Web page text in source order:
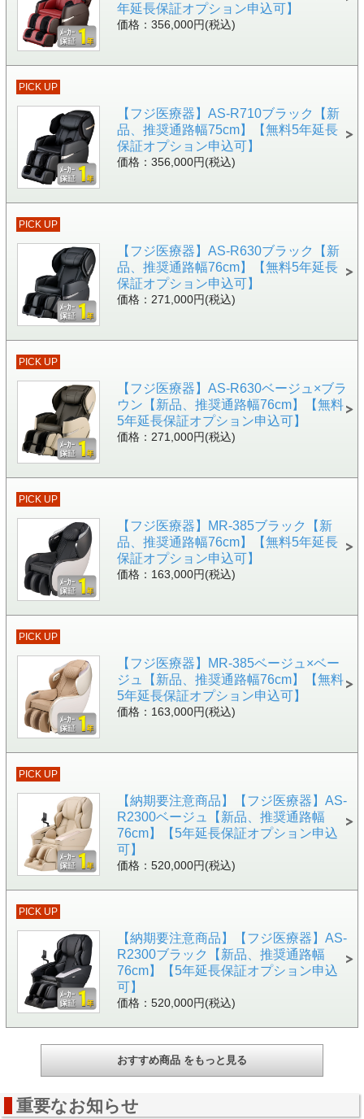
年延長保証オプション申込可】
価格：356,000円(税込)
PICK UP
【フジ医療器】AS-R710ブラック【新
品、推奨通路幅75cm】【無料5年延長
保証オプション申込可】
価格：356,000円(税込)
PICK UP
【フジ医療器】AS-R630ブラック【新
品、推奨通路幅76cm】【無料5年延長
保証オプション申込可】
価格：271,000円(税込)
PICK UP
【フジ医療器】AS-R630ベージュ×ブラ
ウン【新品、推奨通路幅76cm】【無料
5年延長保証オプション申込可】
価格：271,000円(税込)
PICK UP
【フジ医療器】MR-385ブラック【新
品、推奨通路幅76cm】【無料5年延長
保証オプション申込可】
価格：163,000円(税込)
PICK UP
【フジ医療器】MR-385ベージュ×ベー
ジュ【新品、推奨通路幅76cm】【無料
5年延長保証オプション申込可】
価格：163,000円(税込)
PICK UP
【納期要注意商品】【フジ医療器】AS-
R2300ベージュ【新品、推奨通路幅
76cm】【5年延長保証オプション申込
可】
価格：520,000円(税込)
PICK UP
【納期要注意商品】【フジ医療器】AS-
R2300ブラック【新品、推奨通路幅
76cm】【5年延長保証オプション申込
可】
価格：520,000円(税込)
おすすめ商品 をもっと見る
重要なお知らせ